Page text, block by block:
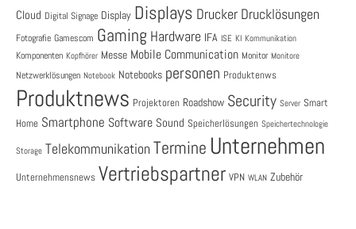
Cloud Digital Signage Display Displays Drucker Drucklösungen
Fotografie Gamescom Gaming Hardware IFA ISE KI Kommunikation
Komponenten Kopfhörer Messe Mobile Communication Monitor Monitore
Netzwerklösungen Notebook Notebooks personen Produktenws
Produktnews Projektoren Roadshow Security Server Smart
Home Smartphone Software Sound Speicherlösungen Speichertechnologie
Storage Telekommunikation Termine Unternehmen
Unternehmensnews Vertriebspartner VPN WLAN Zubehör